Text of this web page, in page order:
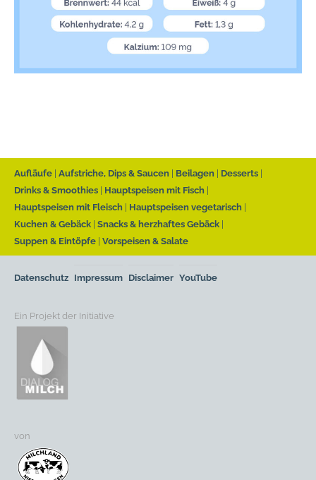
Aufläufe Aufstriche, Dips & Saucen Beilagen
Desserts
Drinks & Smoothies
Hauptspeisen mit Fisch
Hauptspeisen mit Fleisch
Hauptspeisen vegetarisch
Kuchen & Gebäck Snacks & herzhaftes Gebäck
Suppen & Eintöpfe Vorspeisen & Salate
Datenschutz Impressum Disclaimer YouTube
Ein Projekt der Initiative
von